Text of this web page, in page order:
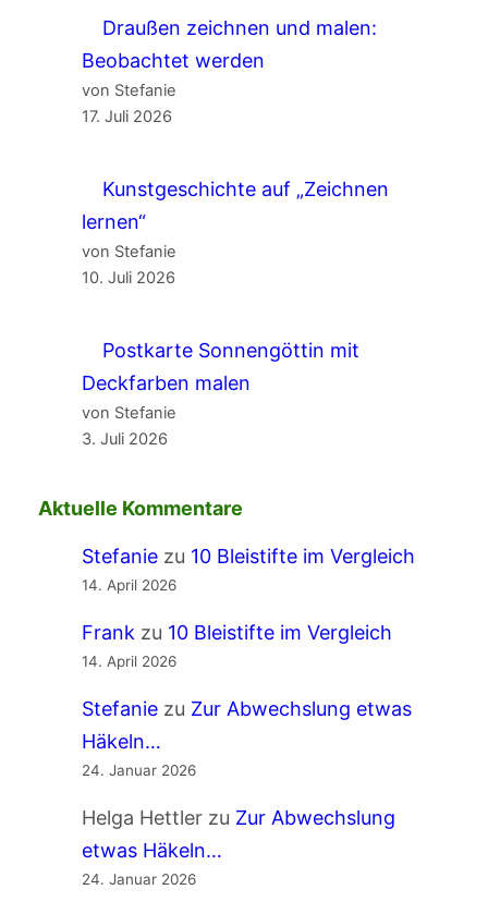
Draußen zeichnen und malen:
Beobachtet werden
von Stefanie
17. Juli 2026
Kunstgeschichte auf „Zeichnen
lernen“
von Stefanie
10. Juli 2026
Postkarte Sonnengöttin mit
Deckfarben malen
von Stefanie
3. Juli 2026
Aktuelle Kommentare
Stefaniezu 10 Bleistifte im Vergleich
14. April 2026
Frankzu 10 Bleistifte im Vergleich
14. April 2026
Stefaniezu Zur Abwechslung etwas
Häkeln…
24. Januar 2026
Helga Hettlerzu Zur Abwechslung
etwas Häkeln…
24. Januar 2026